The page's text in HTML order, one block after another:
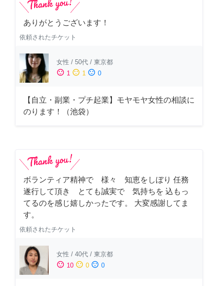
ありがとうございます！
依頼されたチケット
女性 / 50代 / 東京都
sentiment_satisfied 1 sentiment_neutral 1 sentiment_dissatisfied 0
【自立・副業・プチ起業】モヤモヤ女性の相談に
のります！（池袋）
ボランティア精神で 様々 知恵をしぼり 任務
遂行して頂き とても誠実で 気持ちを 込もっ
てるのを感じ嬉しかったです。 大変感謝してま
す。
依頼されたチケット
女性 / 40代 / 東京都
sentiment_satisfied 10 sentiment_neutral 0 sentiment_dissatisfied 0